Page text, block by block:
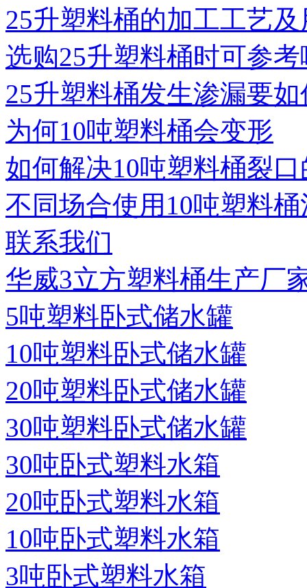
25升塑料桶的加工工艺
选购25升塑料桶时可参
25升塑料桶发生渗漏要
为何10吨塑料桶会变形
如何解决10吨塑料桶裂
不同场合使用10吨塑料
联系我们
华威3立方塑料桶生产厂
5吨塑料卧式储水罐
10吨塑料卧式储水罐
20吨塑料卧式储水罐
30吨塑料卧式储水罐
30吨卧式塑料水箱
20吨卧式塑料水箱
10吨卧式塑料水箱
3吨卧式塑料水箱